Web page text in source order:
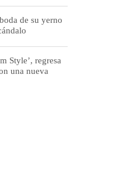
de su yerno
Style’, regresa
una nueva